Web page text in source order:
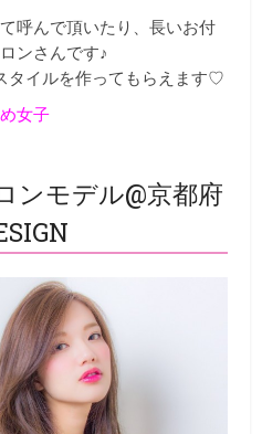
呼んで頂いたり、長いお付
ンさんです♪
タイルを作ってもらえます♡
女子
モデル@京都府